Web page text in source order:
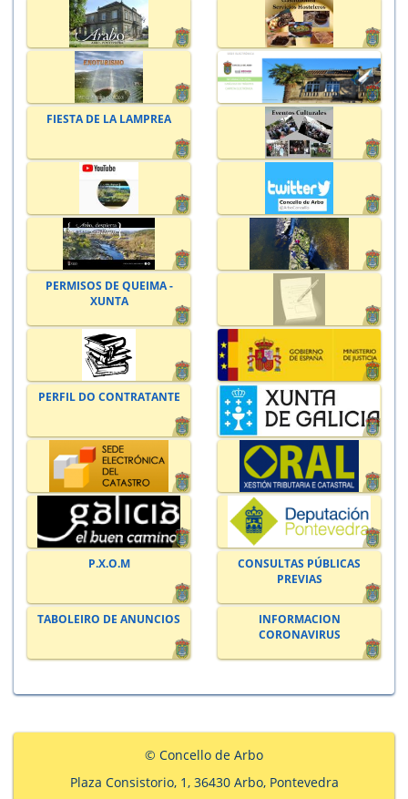
FIESTA DE LA LAMPREA
PERMISOS DE QUEIMA -
XUNTA
PERFIL DO CONTRATANTE
P.X.O.M
CONSULTAS PÚBLICAS
PREVIAS
TABOLEIRO DE ANUNCIOS
INFORMACION
CORONAVIRUS
© Concello de Arbo
Plaza Consistorio, 1, 36430 Arbo, Pontevedra